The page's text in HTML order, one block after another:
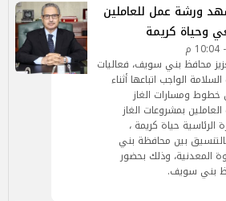
ورشة عمل للعاملين
وحياة كريمة
محافظ بني سويف، فعاليات
الواجب اتباعها أثناء
خطوط ومسارات الغاز
بمشروعات الغاز
حياة كريمة ،
بين محافظة بني
المعدنية، وذلك بحضور
بني سويف.